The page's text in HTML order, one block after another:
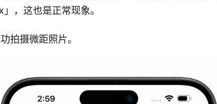
，这也是正常现象。
拍摄微距照片。